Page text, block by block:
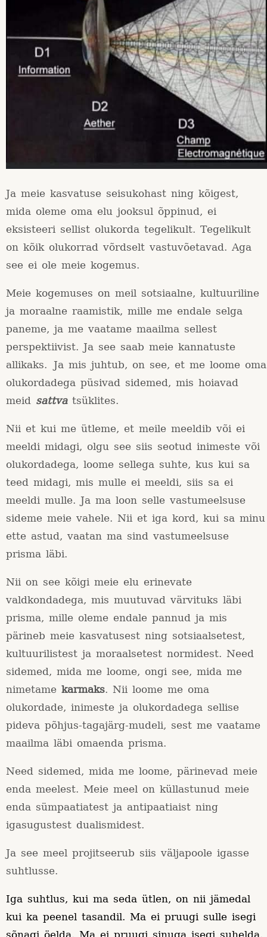
Ja meie kasvatuse seisukohast ning kõigest,
mida oleme oma elu jooksul õppinud, ei
eksisteeri sellist olukorda tegelikult. Tegelikult
on kõik olukorrad võrdselt vastuvõetavad. Aga
see ei ole meie kogemus.
Meie kogemuses on meil sotsiaalne, kultuuriline
ja moraalne raamistik, mille me endale selga
paneme, ja me vaatame maailma sellest
perspektiivist. Ja see saab meie kannatuste
allikaks. Ja mis juhtub, on see, et me loome oma
olukordadega püsivad sidemed, mis hoiavad
meid sattvatsüklites.
Nii et kui me ütleme, et meile meeldib või ei
meeldi midagi, olgu see siis seotud inimeste või
olukordadega, loome sellega suhte, kus kui sa
teed midagi, mis mulle ei meeldi, siis sa ei
meeldi mulle. Ja ma loon selle vastumeelsuse
sideme meie vahele. Nii et iga kord, kui sa minu
ette astud, vaatan ma sind vastumeelsuse
prisma läbi.
Nii on see kõigi meie elu erinevate
valdkondadega, mis muutuvad värvituks läbi
prisma, mille oleme endale pannud ja mis
pärineb meie kasvatusest ning sotsiaalsetest,
kultuurilistest ja moraalsetest normidest. Need
sidemed, mida me loome, ongi see, mida me
nimetame karmaks. Nii loome me oma
olukordade, inimeste ja olukordadega sellise
pideva põhjus-tagajärg-mudeli, sest me vaatame
maailma läbi omaenda prisma.
Need sidemed, mida me loome, pärinevad meie
enda meelest. Meie meel on küllastunud meie
enda sümpaatiatest ja antipaatiaist ning
igasugustest dualismidest.
Ja see meel projitseerub siis väljapoole igasse
suhtlusse.
Iga suhtlus, kui ma seda ütlen, on nii jämedal
kui ka peenel tasandil. Ma ei pruugi sulle isegi